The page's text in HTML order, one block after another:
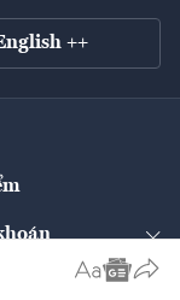
++
nghiệp niêm yết